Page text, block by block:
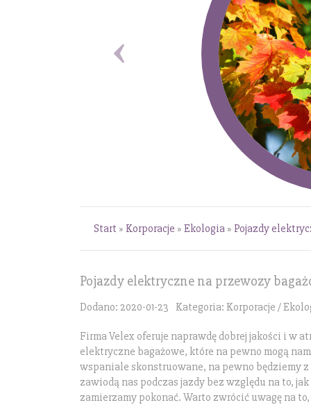
Start » Korporacje » Ekologia » Pojazdy
Pojazdy elektryczne na przewozy
Dodano: 2020-01-23 Kategoria: Korporacje /
Firma Velex oferuje naprawdę dobrej jakości i w
elektryczne bagażowe, które na pewno mogą
wspaniale skonstruowane, na pewno będziemy
zawiodą nas podczas jazdy bez względu na to,
zamierzamy pokonać. Warto zwrócić uwagę na